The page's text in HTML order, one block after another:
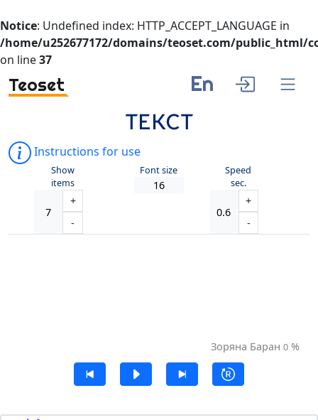
Notice: Undefined index: HTTP_ACCEPT_LANGUAGE in
/home/u252677172/domains/teoset.com/public_html/
on line37
Teoset En
ТЕКСТ
Instructions for use
Show
items
+
-
Font size
Speed
sec.
+
-
Зоряна Баран 0%